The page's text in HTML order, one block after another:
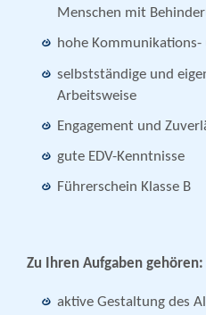
Menschen mit
hohe Kommunikations-
selbstständige und
Arbeitsweise
Engagement und
gute EDV-Kenntnisse
Führerschein Klasse B
Zu Ihren Aufgaben gehören:
aktive Gestaltung des